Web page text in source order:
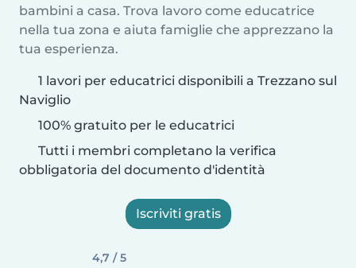
bambini a casa. Trova lavoro come educatrice
nella tua zona e aiuta famiglie che apprezzano la
tua esperienza.
1 lavori per educatrici disponibili a Trezzano sul
Naviglio
100% gratuito per le educatrici
Tutti i membri completano la verifica
obbligatoria del documento d'identità
Iscriviti gratis
4,7 / 5